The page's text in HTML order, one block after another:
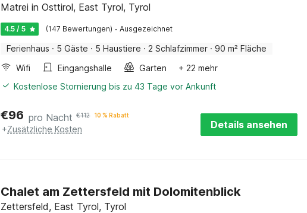
Matrei in Osttirol, East Tyrol, Tyrol
4.5 / 5 (147 Bewertungen) · Ausgezeichnet
Ferienhaus · 5 Gäste · 5 Haustiere · 2 Schlafzimmer · 90 m² Fläche
Wifi
Eingangshalle Garten
+ 22 mehr
Kostenlose Stornierung bis zu 43 Tage vor Ankunft
€96 pro Nacht €112 10 % Rabatt
+Zusätzliche Kosten Details ansehen
Chalet am Zettersfeld mit Dolomitenblick
Zettersfeld, East Tyrol, Tyrol